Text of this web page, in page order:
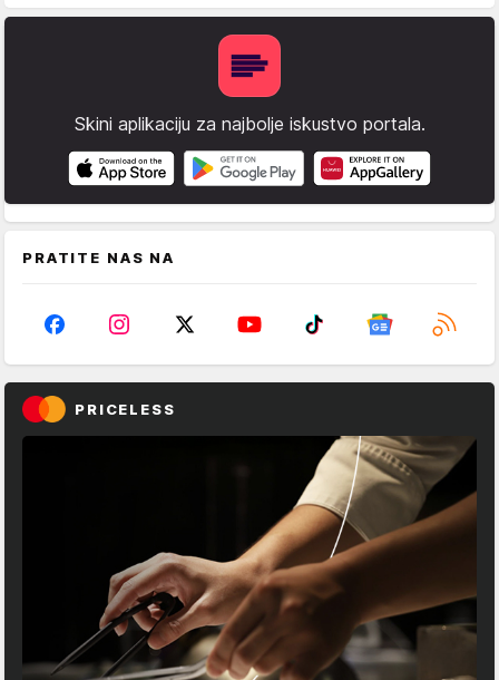
Skini aplikaciju za najbolje iskustvo portala.
PRATITE NAS NA
PRICELESS